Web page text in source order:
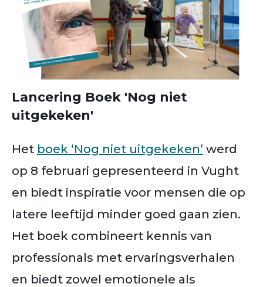
Lancering Boek 'Nog niet
uitgekeken'
Het boek ‘Nog niet uitgekeken’ werd
op 8 februari gepresenteerd in Vught
en biedt inspiratie voor mensen die op
latere leeftijd minder goed gaan zien.
Het boek combineert kennis van
professionals met ervaringsverhalen
en biedt zowel emotionele als